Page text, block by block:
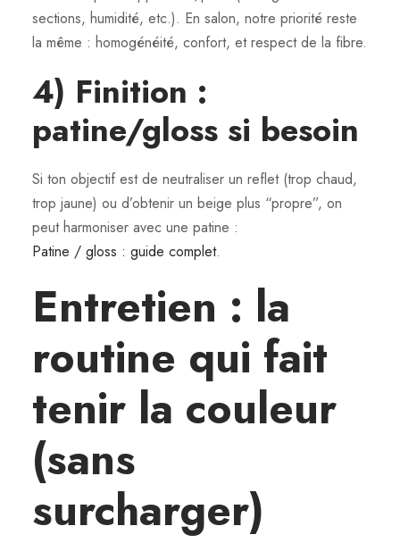
sections, humidité, etc.). En salon, notre priorité reste
la même : homogénéité, confort, et respect de la fibre.
4) Finition :
patine/gloss si besoin
Si ton objectif est de neutraliser un reflet (trop chaud,
trop jaune) ou d’obtenir un beige plus “propre”, on
peut harmoniser avec une patine :
Patine / gloss : guide complet.
Entretien : la
routine qui fait
tenir la couleur
(sans
surcharger)